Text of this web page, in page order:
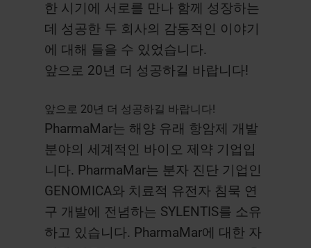
한 시기에 서로를 만나 함께 성장하는
데 성공한 두 회사의 감동적인 이야기
에 대해 들을 수 있었습니다.
앞으로 20년 더 성공하길 바랍니다!
앞으로 20년 더 성공하길 바랍니다!
PharmaMar는 해양 유래 항암제 개발
분야의 세계적인 바이오 제약 기업입
니다. PharmaMar는 분자 진단 기업인
GENOMICA와 치료적 유전자 침묵 연
구 개발에 전념하는 SYLENTIS를 소유
하고 있습니다. PharmaMar에 대한 자